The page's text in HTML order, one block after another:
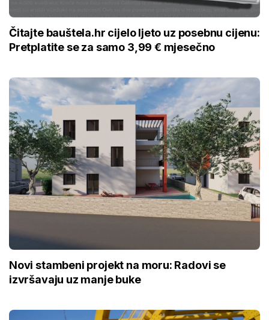
Čitajte bauštela.hr cijelo ljeto uz posebnu cijenu:
Pretplatite se za samo 3,99 € mjesečno
Novi stambeni projekt na moru: Radovi se
izvršavaju uz manje buke